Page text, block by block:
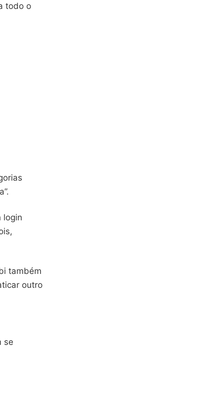
todo o
login
também
outro
se